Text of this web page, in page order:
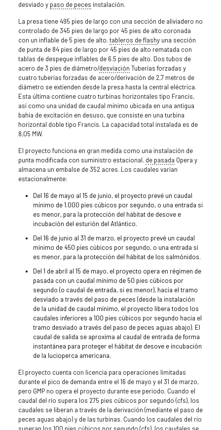
desviado y paso de peces instalación.
La presa tiene 495 pies de largo con una sección de aliviadero no
controlado de 345 pies de largo por 45 pies de alto coronada
con un inflable de 5 pies de alto. tableros de flashy una sección
de punta de 84 pies de largo por 45 pies de alto rematada con
tablas de despegue inflables de 6.5 pies de alto. Dos tubos de
acero de 3 pies de diámetro/desviación Tuberías forzadas y
cuatro tuberías forzadas de acero/derivación de 2,7 metros de
diámetro se extienden desde la presa hasta la central eléctrica.
Esta última contiene cuatro turbinas horizontales tipo Francis,
así como una unidad de caudal mínimo ubicada en una antigua
bahía de excitación en desuso, que consiste en una turbina
horizontal doble tipo Francis. La capacidad total instalada es de
8,05 MW.
El proyecto funciona en gran medida como una instalación de
punta modificada con suministro estacional. de pasada Opera y
almacena un embalse de 352 acres. Los caudales varían
estacionalmente:
Del 16 de mayo al 15 de junio, el proyecto prevé un caudal
mínimo de 1.000 pies cúbicos por segundo, o una entrada si
es menor, para la protección del hábitat de desove e
incubación del esturión del Atlántico.
Del 16 de junio al 31 de marzo, el proyecto prevé un caudal
mínimo de 450 pies cúbicos por segundo, o una entrada si
es menor, para la protección del hábitat de los salmónidos.
Del 1 de abril al 15 de mayo, el proyecto opera en régimen de
pasada con un caudal mínimo de 50 pies cúbicos por
segundo (o caudal de entrada, si es menor), hacia el tramo
desviado a través del paso de peces (desde la instalación
de la unidad de caudal mínimo, el proyecto libera todos los
caudales inferiores a 100 pies cúbicos por segundo hacia el
tramo desviado a través del paso de peces aguas abajo). El
caudal de salida se aproxima al caudal de entrada de forma
instantánea para proteger el hábitat de desove e incubación
de la lucioperca americana.
El proyecto cuenta con licencia para operaciones limitadas
durante el pico de demanda entre el 16 de mayo y el 31 de marzo,
pero GMP no opera el proyecto durante ese periodo. Cuando el
caudal del río supera los 275 pies cúbicos por segundo (cfs), los
caudales se liberan a través de la derivación (mediante el paso de
peces aguas abajo) y de las turbinas. Cuando los caudales del río